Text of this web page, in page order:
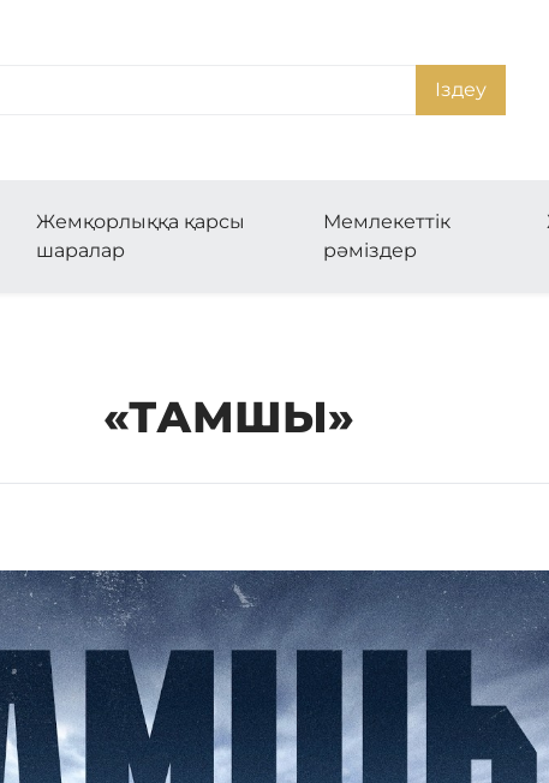
Іздеу
Жемқорлыққа қарсы
шаралар
Мемлекеттік
рәміздер
«ТАМШЫ»